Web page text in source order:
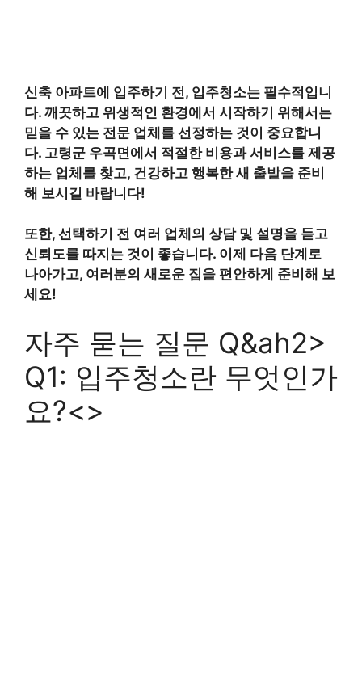
신축 아파트에 입주하기 전, 입주청소는 필수적입니
다. 깨끗하고 위생적인 환경에서 시작하기 위해서는
믿을 수 있는 전문 업체를 선정하는 것이 중요합니
다. 고령군 우곡면에서 적절한 비용과 서비스를 제공
하는 업체를 찾고, 건강하고 행복한 새 출발을 준비
해 보시길 바랍니다!
또한, 선택하기 전 여러 업체의 상담 및 설명을 듣고
신뢰도를 따지는 것이 좋습니다. 이제 다음 단계로
나아가고, 여러분의 새로운 집을 편안하게 준비해 보
세요!
자주 묻는 질문 Q&ah2>
Q1: 입주청소란 무엇인가
요?<>